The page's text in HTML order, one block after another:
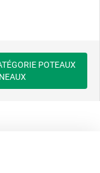
POTEAUX